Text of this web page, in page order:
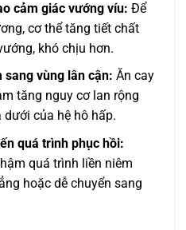
cảm giác vướng víu: Để
cơ thể tăng tiết chất
khó chịu hơn.
sang vùng lân cận: Ăn cay
tăng nguy cơ lan rộng
của hệ hô hấp.
quá trình phục hồi:
quá trình liền niêm
hoặc dễ chuyển sang